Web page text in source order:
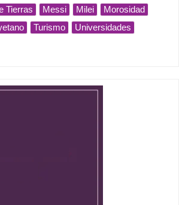
Tierras Messi Milei
Morosidad
Turismo
Universidades